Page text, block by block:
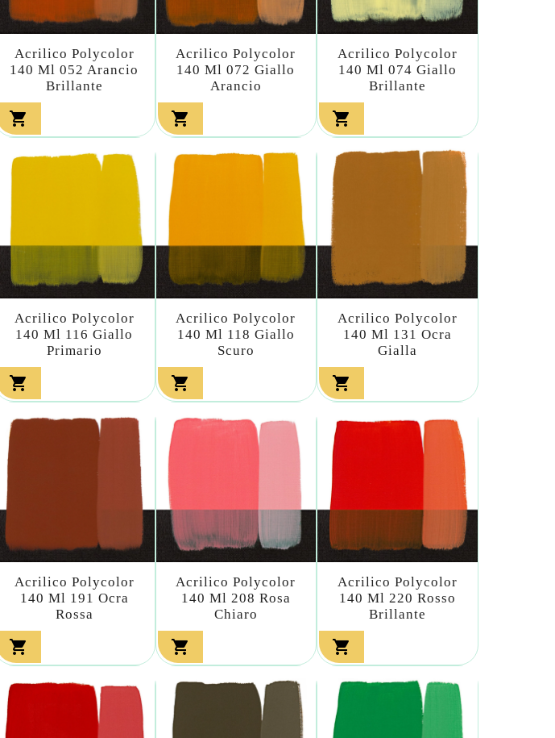
Acrilico Polycolor
140 Ml 052 Arancio
Brillante

Acrilico Polycolor
140 Ml 072 Giallo
Arancio

Acrilico Polycolor
140 Ml 074 Giallo
Brillante

Acrilico Polycolor
140 Ml 116 Giallo
Primario

Acrilico Polycolor
140 Ml 118 Giallo
Scuro

Acrilico Polycolor
140 Ml 131 Ocra
Gialla

Acrilico Polycolor
140 Ml 191 Ocra
Rossa

Acrilico Polycolor
140 Ml 208 Rosa
Chiaro

Acrilico Polycolor
140 Ml 220 Rosso
Brillante
